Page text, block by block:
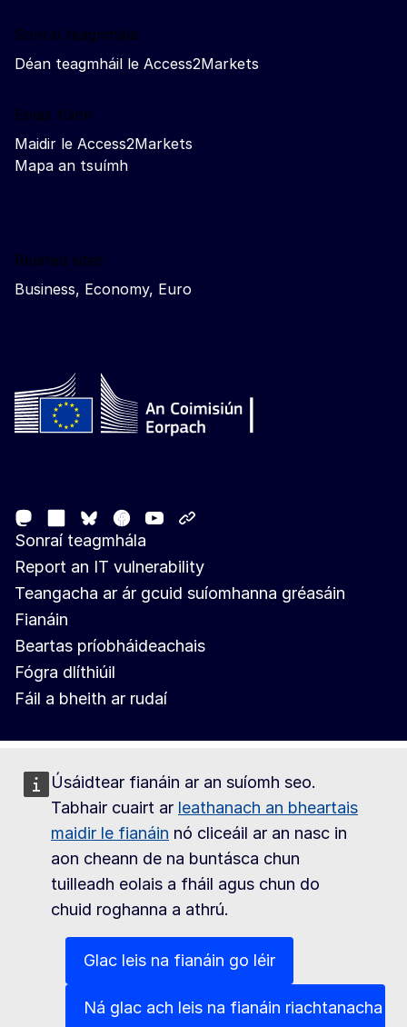
Úsáidtear fianáin ar an suíomh seo.
Tabhair cuairt ar leathanach an bheartais
maidir le fianáin nó cliceáil ar an nasc in
aon cheann de na buntásca chun
tuilleadh eolais a fháil agus chun do
chuid roghanna a athrú.
Glac leis na fianáin go léir
Ná glac ach leis na fianáin riachtanacha
Sonraí teagmhála
Déan teagmháil le Access2Markets
Eolas fúinn
Maidir le Access2Markets
Mapa an tsuímh
Related sites
Business, Economy, Euro
MastodonLinkedIn
Bluesky
Facebook
Youtube
Sonraí teagmhála
Report an IT vulnerability
Teangacha ar ár gcuid suíomhanna gréasáin
Fianáin
Beartas príobháideachais
Fógra dlíthiúil
Fáil a bheith ar rudaí